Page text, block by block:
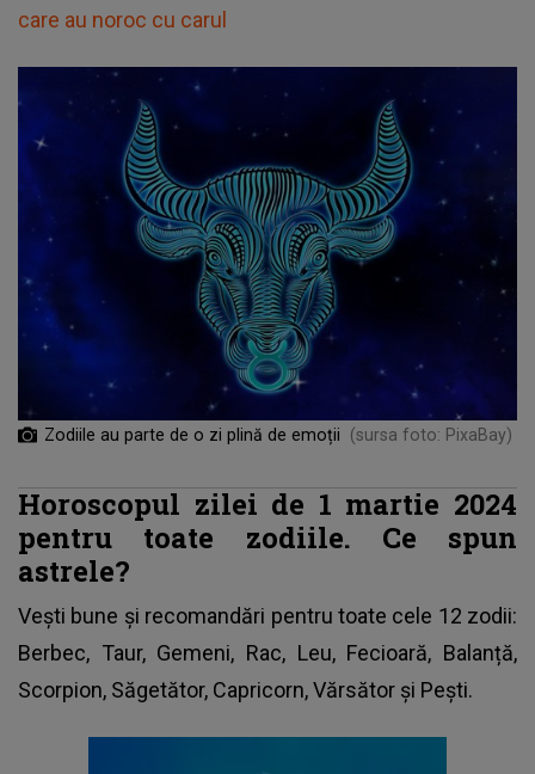
care au noroc cu carul
Zodiile au parte de o zi plină de emoții (sursa foto: PixaBay)
Horoscopul zilei de 1 martie 2024
pentru toate zodiile. Ce spun
astrele?
Vești bune și recomandări pentru toate cele 12 zodii:
Berbec, Taur, Gemeni, Rac, Leu, Fecioară, Balanță,
Scorpion, Săgetător, Capricorn, Vărsător și Pești.